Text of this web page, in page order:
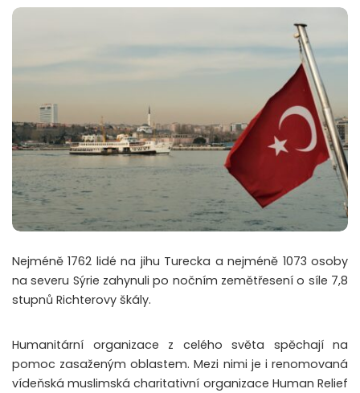
Nejméně 1762 lidé na jihu Turecka a nejméně 1073 osoby
na severu Sýrie zahynuli po nočním zemětřesení o síle 7,8
stupnů Richterovy škály.
Humanitární organizace z celého světa spěchají na
pomoc zasaženým oblastem. Mezi nimi je i renomovaná
vídeňská muslimská charitativní organizace Human Relief